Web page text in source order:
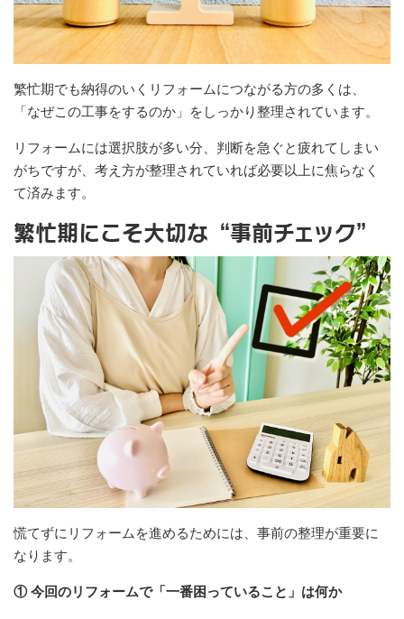
繁忙期でも納得のいくリフォームにつながる方の多くは、
「なぜこの工事をするのか」をしっかり整理されています。
リフォームには選択肢が多い分、判断を急ぐと疲れてしまい
がちですが、考え方が整理されていれば必要以上に焦らなく
て済みます。
繁忙期にこそ大切な“事前チェック”
慌てずにリフォームを進めるためには、事前の整理が重要に
なります。
① 今回のリフォームで「一番困っていること」は何か